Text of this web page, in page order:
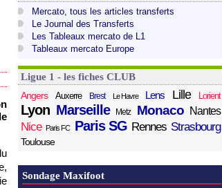
Mercato, tous les articles transferts
Le Journal des Transferts
Les Tableaux mercato de L1
Tableaux mercato Europe
Ligue 1 - les fiches CLUB
Angers
Auxerre Brest Le Havre Lens Lille Lorient
Lyon Marseille Metz Monaco Nantes
Nice Paris FC Paris SG Rennes Strasbourg
Toulouse
Sondage Maxifoot